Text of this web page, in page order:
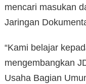
mencari masukan
Jaringan
“Kami belajar
mengembangkan
Usaha Bagian